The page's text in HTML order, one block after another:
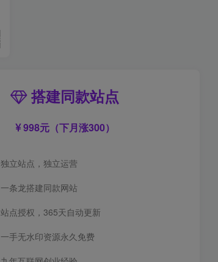
搭建同款站点
998元（下月涨300）
独立站点，独立运营
一条龙搭建同款网站
站点授权，365天自动更新
一手无水印资源永久免费